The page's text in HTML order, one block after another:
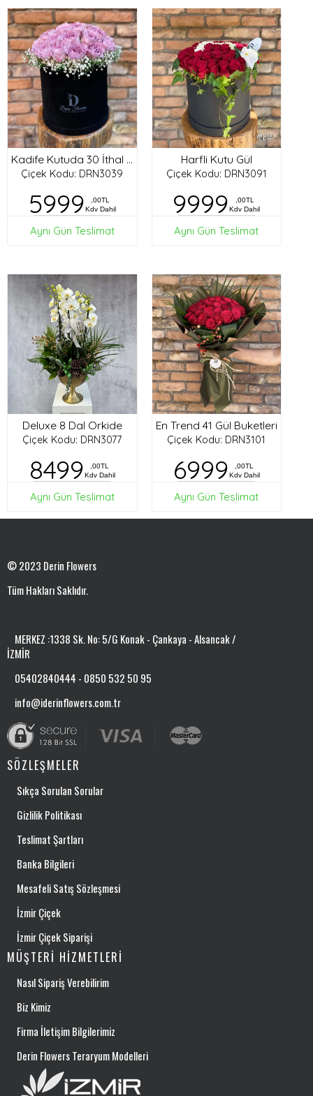
Kadife Kutuda 30 İthal Gül
Çiçek Kodu: DRN3039
5999
,00TL
Kdv Dahil
Aynı Gün Teslimat
Harfli Kutu Gül
Çiçek Kodu: DRN3091
9999
,00TL
Kdv Dahil
Aynı Gün Teslimat
Deluxe 8 Dal Orkide
Çiçek Kodu: DRN3077
8499
,00TL
Kdv Dahil
Aynı Gün Teslimat
En Trend 41 Gül Buketleri
Çiçek Kodu: DRN3101
6999
,00TL
Kdv Dahil
Aynı Gün Teslimat
© 2023 Derin Flowers
Tüm Hakları Saklıdır.
MERKEZ :1338 Sk. No: 5/G Konak - Çankaya - Alsancak /
İZMİR
05402840444 - 0850 532 50 95
info@iderinflowers.com.tr
SÖZLEŞMELER
Sıkça Sorulan Sorular
Gizlilik Politikası
Teslimat Şartları
Banka Bilgileri
Mesafeli Satış Sözleşmesi
İzmir Çiçek
İzmir Çiçek Siparişi
MÜŞTERI HIZMETLERI
Nasıl Sipariş Verebilirim
Biz Kimiz
Firma İletişim Bilgilerimiz
Derin Flowers Teraryum Modelleri